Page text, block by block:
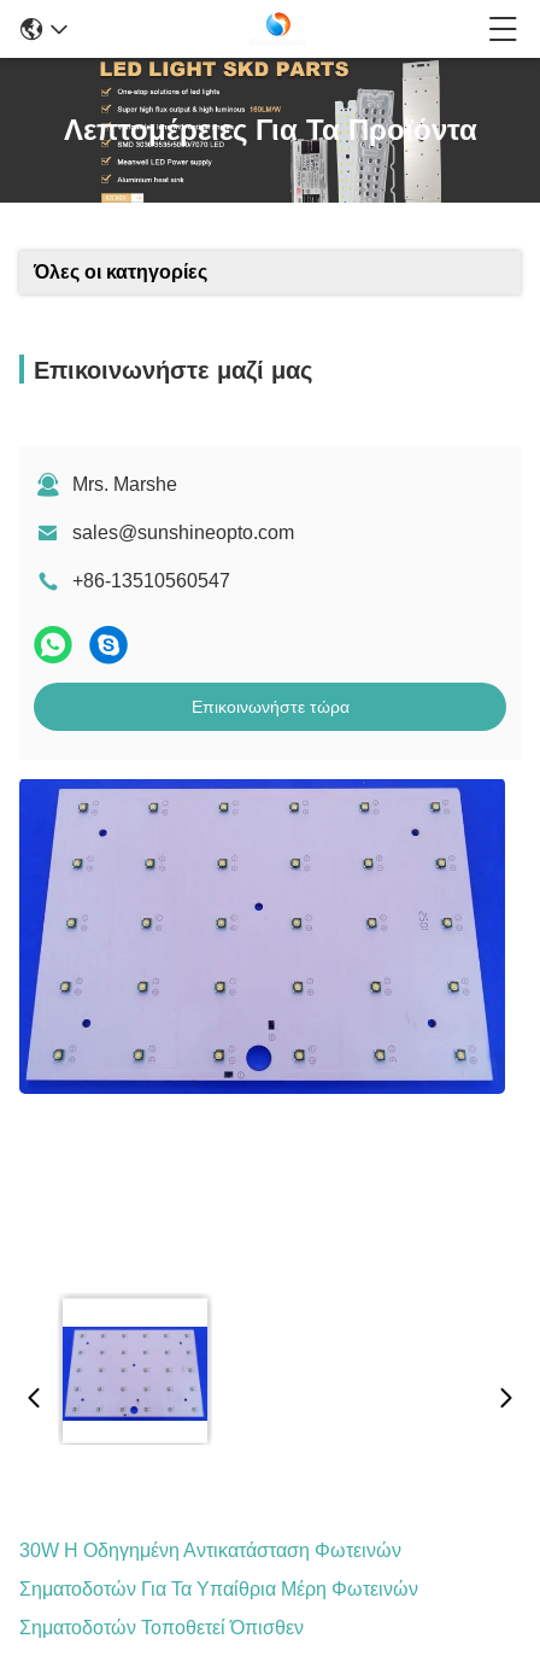
Λεπτομέρειες Για Τα Προϊόντα
Όλες οι κατηγορίες
Επικοινωνήστε μαζί μας
Mrs. Marshe
sales@sunshineopto.com
+86-13510560547
Επικοινωνήστε τώρα
30W Η Οδηγημένη Αντικατάσταση Φωτεινών
Σηματοδοτών Για Τα Υπαίθρια Μέρη Φωτεινών
Σηματοδοτών Τοποθετεί Όπισθεν